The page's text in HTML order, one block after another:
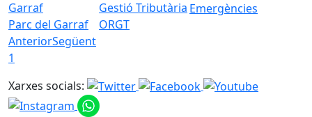
Parc del Garraf ORGT
Emergències
AnteriorSegüent
1
Xarxes socials: